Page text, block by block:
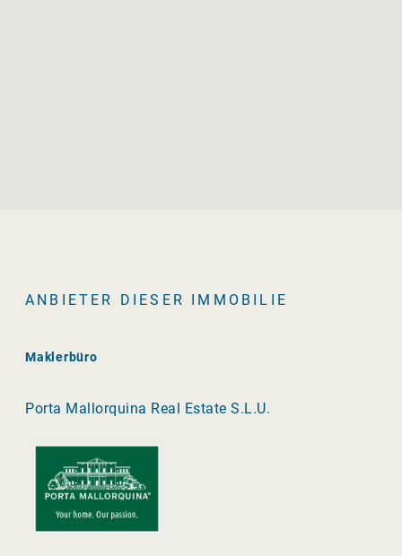
ANBIETER DIESER IMMOBILIE
Maklerbüro
Porta Mallorquina Real Estate S.L.U.